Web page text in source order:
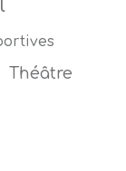
Théâtre